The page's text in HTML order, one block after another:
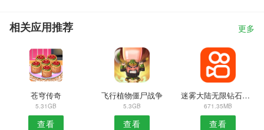
相关应用推荐 更多
苍穹传奇
5.31GB
查看
飞行植物僵尸战争
5.3GB
查看
迷雾大陆无限钻石金币资源版
671.35MB
查看